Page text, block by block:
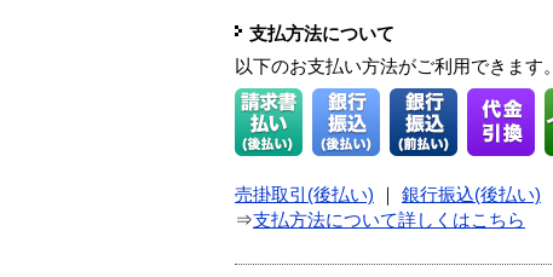
支払方法について
以下のお支払い方法がご利用できます。
売掛取引(後払い) 銀行振込(後払い)
⇒支払方法について詳しくはこちら